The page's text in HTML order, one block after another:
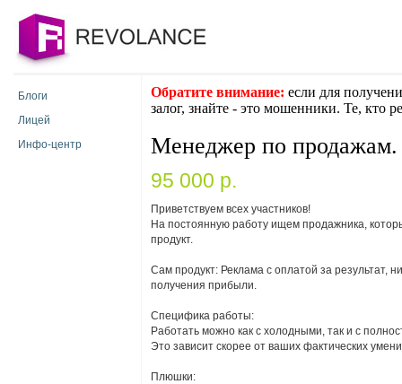
Блоги
Лицей
Инфо-центр
Обратите внимание: если для
залог, знайте - это мошенники. Те, кто
Менеджер по продажам.
95 000 p.
Приветствуем всех участников!
На постоянную работу ищем продажника,
продукт.
Сам продукт: Реклама с оплатой за результат,
получения прибыли.
Специфика работы:
Работать можно как с холодными, так и с
Это зависит скорее от ваших фактических
Плюшки: